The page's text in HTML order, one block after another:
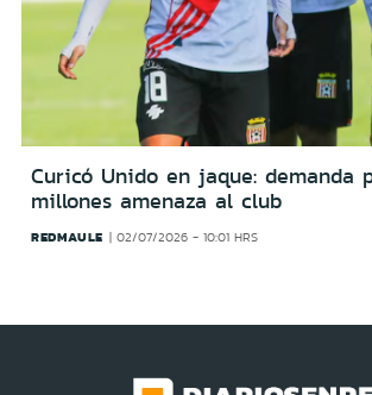
Curicó Unido en jaque: demanda
millones amenaza al club
REDMAULE 02/07/2026 - 10:01 HRS